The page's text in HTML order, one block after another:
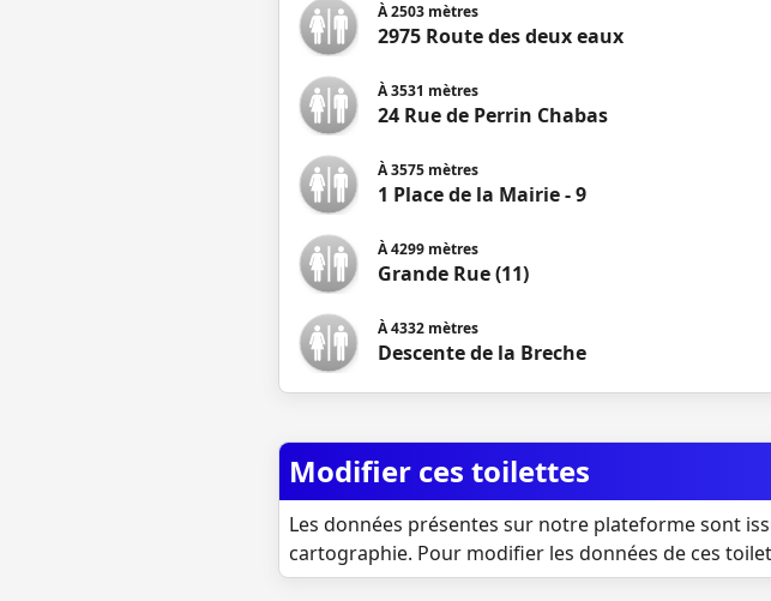
À2503 mètres
2975 Route des deux eaux
À3531 mètres
24 Rue de Perrin Chabas
À3575 mètres
1 Place de la Mairie - 9
À4299 mètres
Grande Rue (11)
À4332 mètres
Descente de la Breche
Modifier ces toilettes
Les données présentes sur notre plateforme sont
cartographie. Pour modifier les données de ces